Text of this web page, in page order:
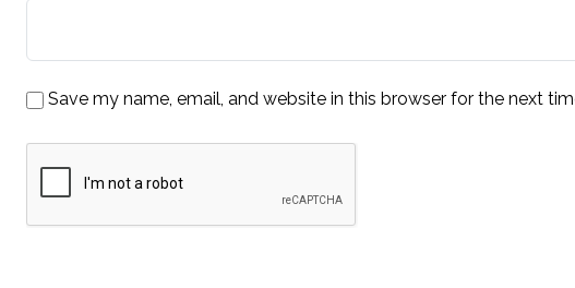
Save my name, email, and website in this browser for the next